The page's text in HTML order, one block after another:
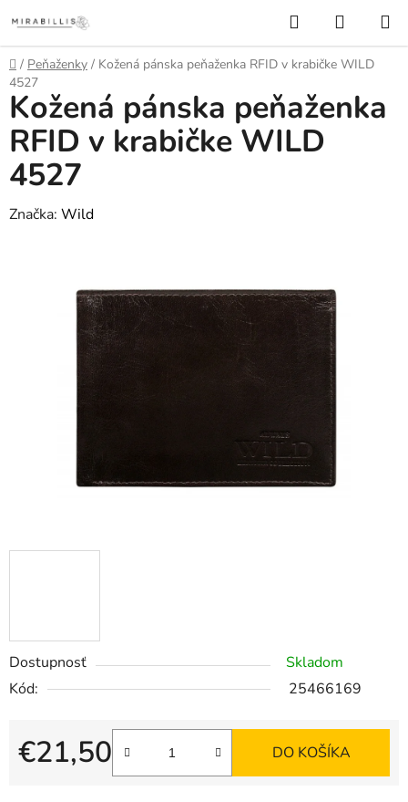
na
obsah
Hľadať
KOŠÍK
Domov
/ Peňaženky / Kožená pánska peňaženka RFID v krabičke WILD
4527
Dostupnosť
Skladom
Kód:
25466169
€21,50
Jednotková cena:
DO KOŠÍKA
Kožená pánska peňaženka
RFID v krabičke WILD
4527
Značka: Wild